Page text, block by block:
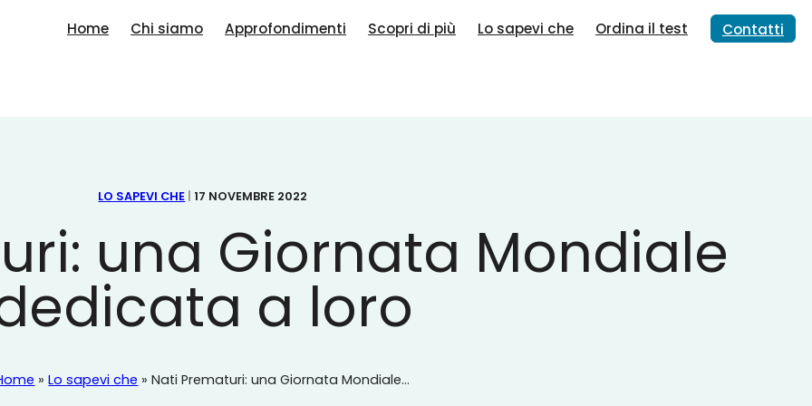
Home Chi siamo Approfondimenti Scopri di più Lo sapevi che Ordina il test Contatti
LO SAPEVI CHE 17 NOVEMBRE 2022
una Giornata Mondiale
a loro
»Lo sapevi che »Nati Prematuri: una Giornata Mondiale...